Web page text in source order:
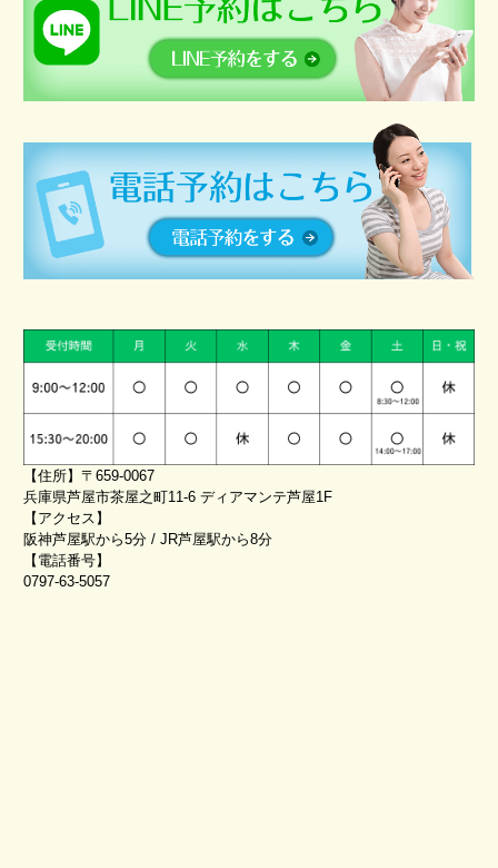
【住所】〒659-0067
兵庫県芦屋市茶屋之町11-6 ディアマンテ芦屋1F
【アクセス】
阪神芦屋駅から5分 / JR芦屋駅から8分
【電話番号】
0797-63-5057